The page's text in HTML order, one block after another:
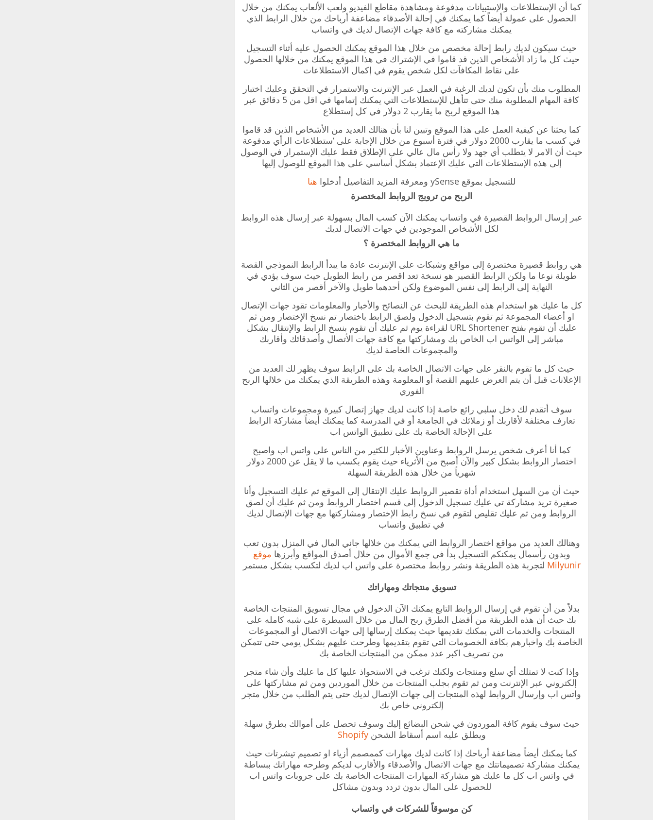
‏كما أن الإستطلاعات والإستبيانات مدفوعة ومشاهدة مقاطع الفيديو ولعب الألعاب يمكنك من خلال
الحصول على عمولة أيضاً كما يمكنك في إحالة الأصدقاء مضاعفة أرباحك من خلال الرابط الذي
يمكنك مشاركته مع كافة جهات الإتصال لديك في واتساب
حيث سيكون لديك رابط إحالة مخصص من خلال هذا الموقع يمكنك الحصول عليه أثناء التسجيل
حيث كل ما زاد الأشخاص الذين قد قاموا في الإشتراك في هذا الموقع يمكنك من خلالها الحصول
على نقاط المكافآت لكل شخص يقوم في إكمال الاستطلاعات
‏المطلوب منك بأن تكون لديك الرغبة في العمل عبر الإنترنت والاستمرار في التحقق وعليك اختبار
كافة المهام المطلوبة منك حتى تتأهل للإستطلاعات التي يمكنك إتمامها في اقل من 5 دقائق عبر
هذا الموقع لربح ما يقارب 2 دولار في كل إستطلاع
كما بحثنا عن كيفية العمل على هذا الموقع وتبين لنا بأن هنالك العديد من الأشخاص الذين قد قاموا
في كسب ما يقارب 2000 دولار في فترة أسبوع من خلال الإجابة على ‏‘ستطلاعات الرأي مدفوعة
حيث أن الامر لا يتطلب أي جهد ولا رأس مال عالي على الإطلاق فقط عليك الإستمرار في الوصول
إلى هذه الإستطلاعات التي عليك الإعتماد بشكل أساسي على هذا الموقع للوصول إليها
‏للتسجيل بموقع ySense ومعرفة المزيد التفاصيل أدخلوا
هنا
‏الربح من ترويج الروابط المختصرة
‏عبر إرسال الروابط القصيرة في واتساب يمكنك الآن كسب المال بسهولة عبر إرسال هذه الروابط
لكل الأشخاص الموجودين في جهات الاتصال لديك
‏ما هي الروابط المختصرة ؟
‏هي روابط قصيرة مختصرة إلى مواقع وشبكات على الإنترنت عادة ما يبدأ الرابط النموذجي القصة
طويلة نوعا ما ولكن الرابط القصير هو نسخة تعد اقصر من رابط الطويل ‏حيث سوف يؤدي في
النهاية إلى الرابط إلى نفس الموضوع ولكن أحدهما طويل والآخر أقصر من الثاني
‏كل ما عليك هو استخدام هذه الطريقة للبحث عن النصائح والأخبار والمعلومات تقود جهات الإتصال
او أعضاء المجموعة ثم تقوم بتسجيل الدخول ولصق الرابط باختصار تم نسخ الإختصار ومن ثم
عليك أن تقوم بفتح URL Shortener ‏لقراءة يوم ثم عليك أن تقوم بنسخ الرابط والإنتقال بشكل
مباشر إلى الواتس اب الخاص بك ومشاركتها مع كافة جهات الأتصال وأصدقائك وأقاربك
والمجموعات الخاصة لديك
‏حيث كل ما تقوم بالنقر على جهات الاتصال الخاصة بك على الرابط سوف يظهر لك العديد من
الإعلانات قبل أن يتم العرض عليهم القصة أو المعلومة وهذه الطريقة الذي يمكنك من خلالها الربح
الفوري
سوف أتقدم لك دخل سلبي رائع خاصة إذا كانت لديك جهاز إتصال كبيرة ومجموعات واتساب
تعارف ‏مختلفة لأقاربك ‏أو ‏زملائك في الجامعة أو في المدرسة كما يمكنك أيضاً ‏مشاركة الرابط
على الإحالة الخاصة بك على تطبيق الواتس اب
‏كما أنا أعرف شخص يرسل الروابط وعناوين الأخبار للكثير من الناس على واتس اب واصبح
اختصار الروابط بشكل كبير ‏والآن أصبح من الأثرياء حيث ‏يقوم بكسب ما لا يقل عن 2000 دولار
شهرياً من خلال هذه الطريقة السهلة
‏حيث أن من السهل استخدام أداة تقصير الروابط عليك الإنتقال إلى الموقع ثم عليك التسجيل وأنا
صغيرة تريد مشاركة تي عليك تسجيل الدخول إلى قسم اختصار الروابط ‏ومن ثم عليك أن لصق
الروابط ومن ثم عليك تقليص لتقوم في نسخ رابط الإختصار ومشاركتها مع جهات الإتصال لديك
في تطبيق واتساب
‏وهنالك العديد من مواقع اختصار الروابط التي يمكنك من خلالها جاني المال في المنزل بدون تعب
وبدون رأسمال يمكنكم التسجيل بدأ في جمع الأموال من خلال أصدق المواقع وأبرزها موقع
Milyunir لتجربة هذه الطريقة ونشر روابط مختصرة على واتس اب لديك لتكسب بشكل مستمر
‏تسويق منتجاتك ومهاراتك
‏بدلاً من أن تقوم في إرسال الروابط التابع يمكنك الآن الدخول في مجال تسويق المنتجات الخاصة
بك حيث أن هذه الطريقة من أفضل الطرق ربح المال من خلال السيطرة على شبه كامله على
المنتجات والخدمات التي يمكنك تقديمها حيث يمكنك إرسالها إلى جهات الاتصال أو المجموعات
الخاصة بك واخبارهم بكافة الخصومات التي تقوم بتقديمها وطرحت عليهم بشكل يومي حتى تتمكن
من تصريف اكبر عدد ممكن من المنتجات الخاصة بك
‏وإذا كنت لا تمتلك أي سلع ومنتجات ولكنك ترغب في الاستحواذ عليها كل ما عليك وأن شاء متجر
إلكتروني عبر الإنترنت ومن ثم تقوم بجلب المنتجات من خلال الموردين ومن ثم مشاركتها على
واتس اب وإرسال الروابط لهذه المنتجات إلى جهات الإتصال لديك حتى يتم الطلب من خلال متجر
إلكتروني خاص بك
حيث سوف يقوم كافة الموردون في شحن البضائع إليك وسوف تحصل على أموالك بطرق سهلة
ويطلق عليه اسم أسقاط الشحنShopify
‏كما يمكنك أيضاً مضاعفة أرباحك ‏إذا كانت لديك مهارات كممصمم أزياء او تصميم تيشرتات حيث
يمكنك مشاركة تصميماتتك مع جهات الاتصال والأصدقاء والأقارب لديكم وطرحه مهاراتك ببساطة
في واتس اب كل ما عليك هو مشاركة المهارات المنتجات الخاصة بك على جروبات واتس اب
للحصول على المال بدون تردد وبدون مشاكل
‏كن موسوقاً للشركات في واتساب